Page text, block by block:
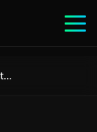
Google PageSpeed Insights: як досягти 90+ балів